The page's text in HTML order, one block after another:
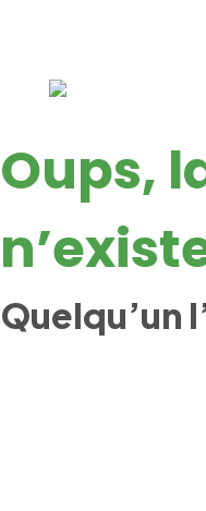
Oups,
Quelqu’un